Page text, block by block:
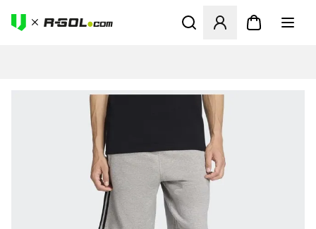
Ανοίγει ένα Modal για να